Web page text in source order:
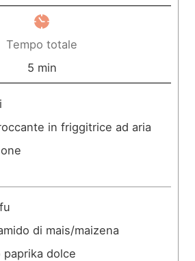
i
t
Tempo totale
5m
i
min
in friggitrice ad aria
di mais/maizena
paprika dolce